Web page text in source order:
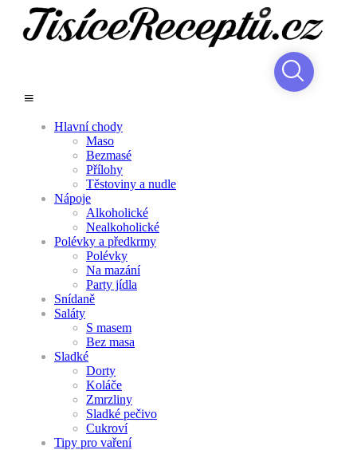
Hlavní chody
Maso
Bezmasé
Přílohy
Těstoviny a nudle
Nápoje
Alkoholické
Nealkoholické
Polévky a předkrmy
Polévky
Na mazání
Party jídla
Snídaně
Saláty
S masem
Bez masa
Sladké
Dorty
Koláče
Zmrzliny
Sladké pečivo
Cukroví
Tipy pro vaření